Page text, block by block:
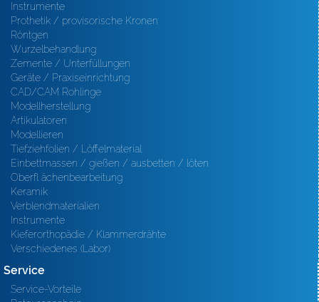
Instrumente
Prothetik / provisorische Kronen
Röntgen
Wurzelbehandlung
Zemente / Unterfüllungen
Geräte / Praxiseinrichtung
CAD/CAM Rohlinge
Modellherstellung
Artikulatoren
Modellieren
Tiefziehfolien / Löffelmaterial
Einbettmassen / gießen / ausbetten / löten
Oberfl ächenbearbeitung
Keramik
Verblendmaterialien
Instrumente
Kieferorthopädie / Klammerdrähte
Verschiedenes (Labor)
Service
Service-Vorteile